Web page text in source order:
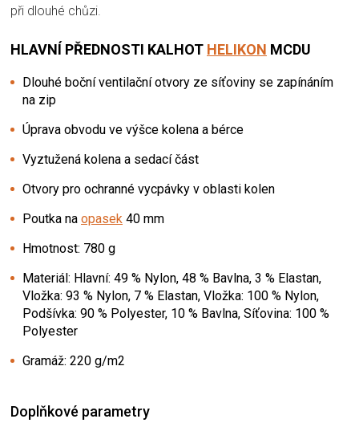
při dlouhé chůzi.
HLAVNÍ PŘEDNOSTI KALHOT HELIKON MCDU
Dlouhé boční ventilační otvory ze síťoviny se zapínáním
na zip
Úprava obvodu ve výšce kolena a bérce
Vyztužená kolena a sedací část
Otvory pro ochranné vycpávky v oblasti kolen
Poutka na opasek 40 mm
Hmotnost: 780 g
Materiál: Hlavní: 49 % Nylon, 48 % Bavlna, 3 % Elastan,
Vložka: 93 % Nylon, 7 % Elastan, Vložka: 100 % Nylon,
Podšívka: 90 % Polyester, 10 % Bavlna, Síťovina: 100 %
Polyester
Gramáž: 220 g/m2
Doplňkové parametry